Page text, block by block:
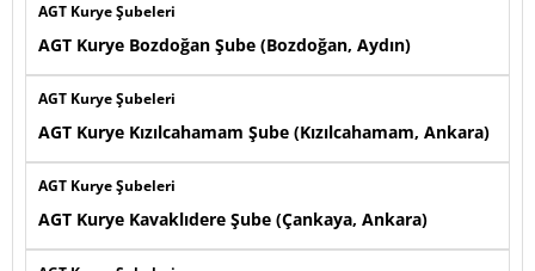
AGT Kurye Şubeleri
AGT Kurye Bozdoğan Şube (Bozdoğan, Aydın)
AGT Kurye Şubeleri
AGT Kurye Kızılcahamam Şube (Kızılcahamam, Ankara)
AGT Kurye Şubeleri
AGT Kurye Kavaklıdere Şube (Çankaya, Ankara)